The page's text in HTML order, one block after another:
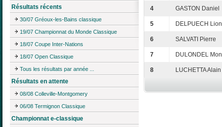
Résultats récents
30/07 Gréoux-les-Bains classique
19/07 Championnat du Monde Classique
18/07 Coupe Inter-Nations
18/07 Open Classique
Tous les résultats par année ...
Résultats en attente
08/08 Colleville-Montgomery
06/08 Termignon Classique
Championnat e-classique
4 GASTON Daniel
5 DELPUECH
6 SALVATI Pierre
7 DULONDEL
8 LUCHETTA Alain